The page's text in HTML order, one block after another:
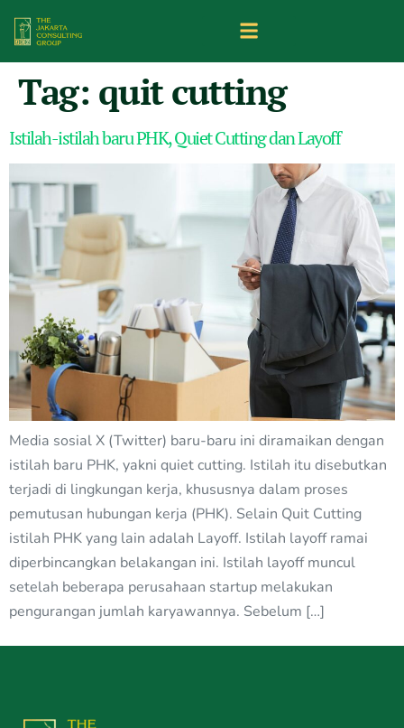
Tag: quit cutting
Istilah-istilah baru PHK, Quiet Cutting dan Layoff
Media sosial X (Twitter) baru-baru ini diramaikan dengan
istilah baru PHK, yakni quiet cutting. Istilah itu disebutkan
terjadi di lingkungan kerja, khususnya dalam proses
pemutusan hubungan kerja (PHK). Selain Quit Cutting
istilah PHK yang lain adalah Layoff. Istilah layoff ramai
diperbincangkan belakangan ini. Istilah layoff muncul
setelah beberapa perusahaan startup melakukan
pengurangan jumlah karyawannya. Sebelum […]